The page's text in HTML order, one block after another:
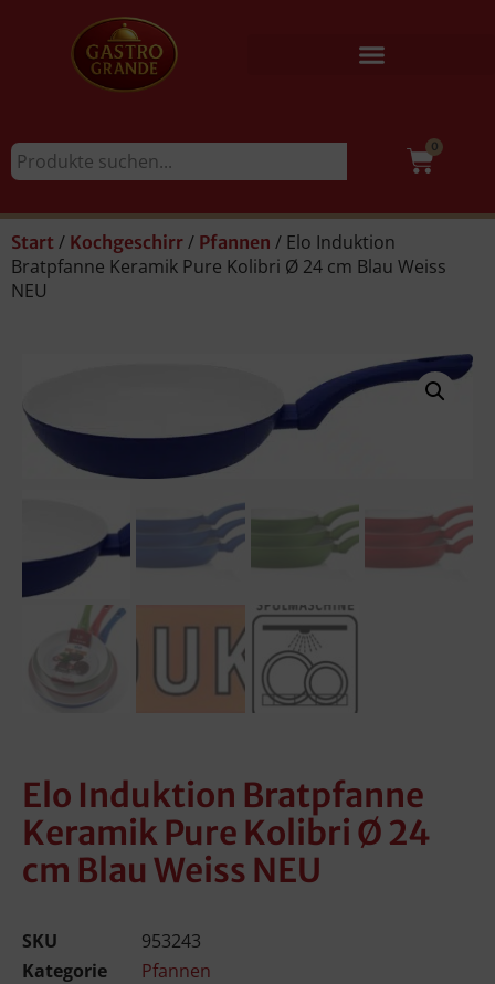
0
Start / Kochgeschirr / Pfannen / Elo Induktion
Bratpfanne Keramik Pure Kolibri Ø 24 cm Blau Weiss
NEU
Elo Induktion Bratpfanne
Keramik Pure Kolibri Ø 24
cm Blau Weiss NEU
SKU
953243
Kategorie
Pfannen